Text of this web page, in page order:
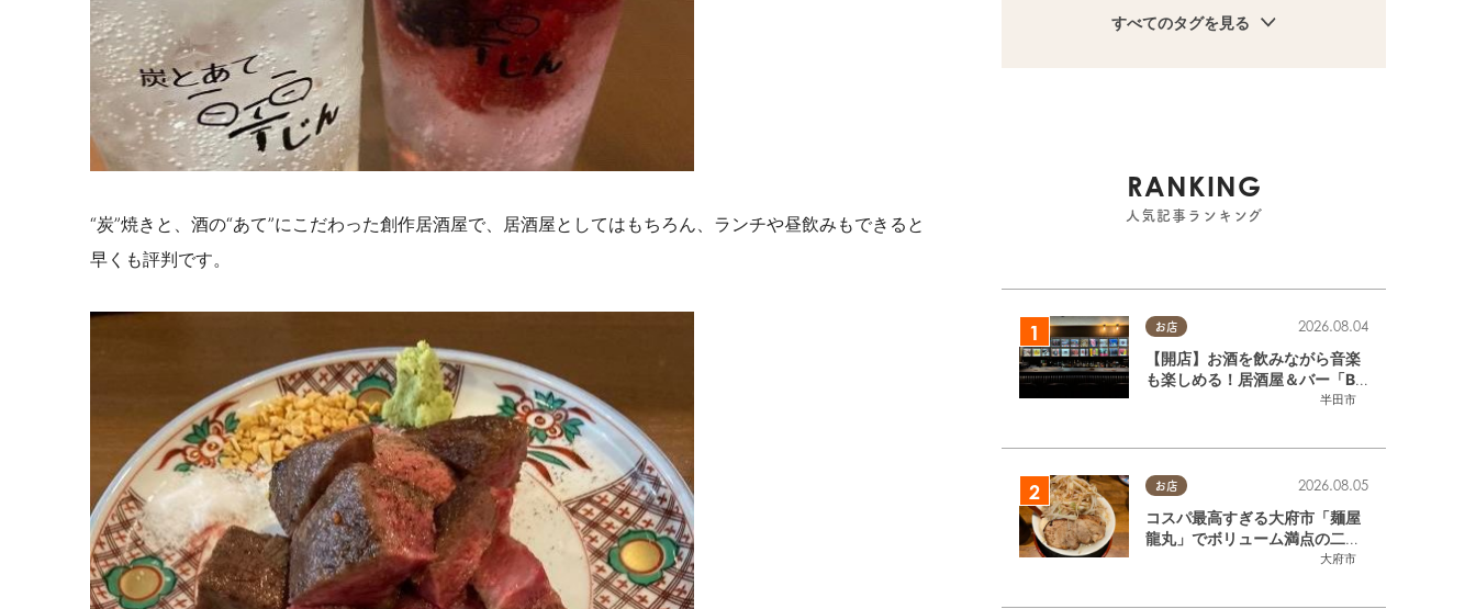
“炭”焼きと、酒の“あて”にこだわった創作居酒屋で、居酒屋としてはもちろん、ランチや昼飲みもできると
早くも評判です。
すべてのタグを見る
RANKING
人気記事ランキング
お店
半田市
2026.08.04
【開店】お酒を飲みながら音楽
も楽しめる！居酒屋＆バー「BL
OOMY（ブルーミー）」が7/3
お店
大府市
2026.08.05
コスパ最高すぎる大府市「麺屋
龍丸」でボリューム満点の二郎
系ラーメンを堪能してきた